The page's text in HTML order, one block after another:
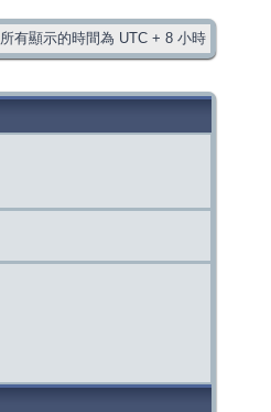
所有顯示的時間為 UTC + 8 小時